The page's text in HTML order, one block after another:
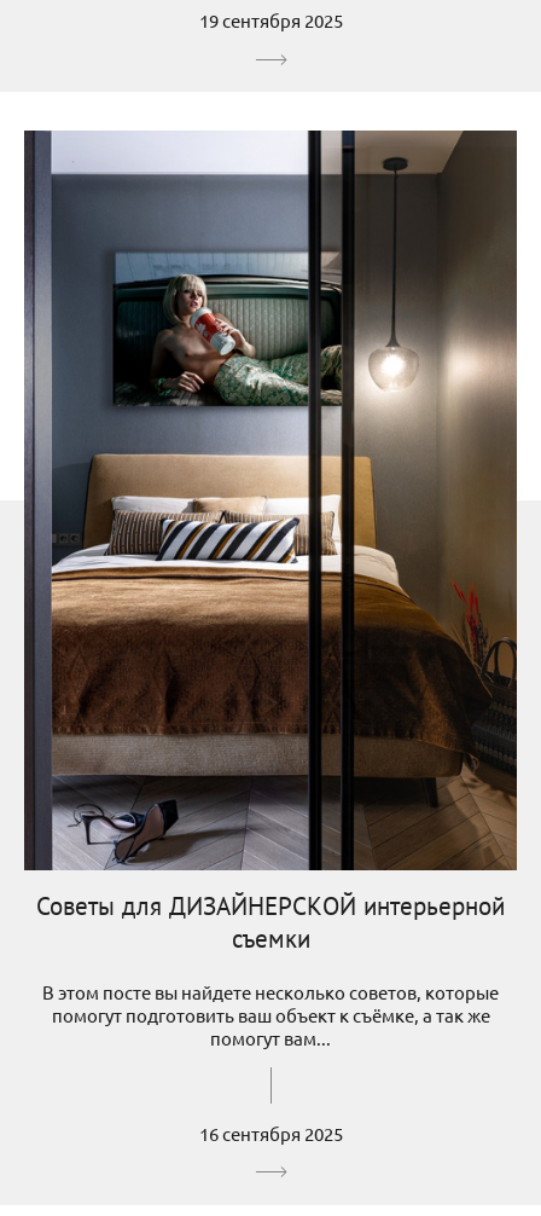
19 сентября 2025
Советы для ДИЗАЙНЕРСКОЙ интерьерной
съемки
В этом посте вы найдете несколько советов, которые
помогут подготовить ваш объект к съёмке, а так же
помогут вам...
16 сентября 2025